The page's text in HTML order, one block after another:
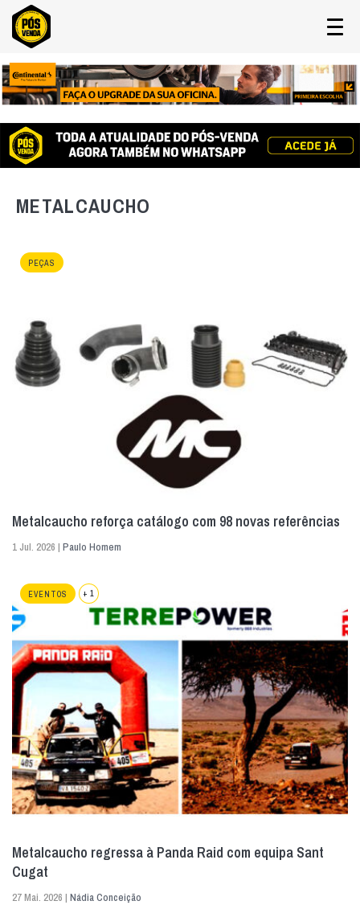
METALCAUCHO
PEÇAS
Metalcaucho reforça catálogo com 98 novas referências
1 Jul. 2026 | Paulo Homem
EVENTOS + 1
Metalcaucho regressa à Panda Raid com equipa Sant
Cugat
27 Mai. 2026 | Nádia Conceição